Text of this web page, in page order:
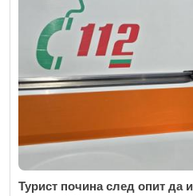
Турист почина след опит да